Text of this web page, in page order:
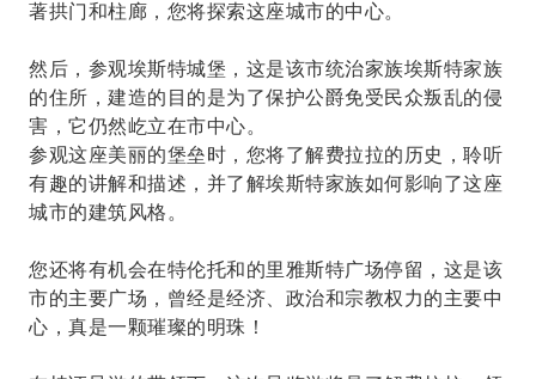
著拱门和柱廊，您将探索这座城市的中心。
然后，参​​观埃斯特城堡，这是该市统治家族埃斯特家族
的住所，建造的目的是为了保护公爵免受民众叛乱的侵
害，它仍然屹立在市中心。
参观这座美丽的堡垒时，您将了解费拉拉的历史，聆听
有趣的讲解和描述，并了解埃斯特家族如何影响了这座
城市的建筑风格。
您还将有机会在特伦托和的里雅斯特广场停留，这是该
市的主要广场，曾经是经济、政治和宗教权力的主要中
心，真是一颗璀璨的明珠！